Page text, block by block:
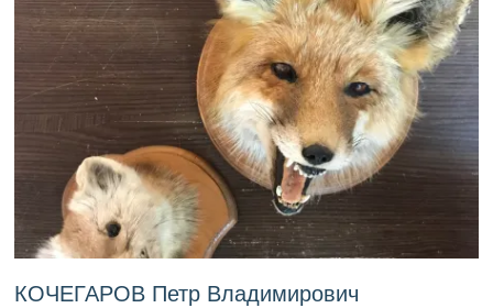
КОЧЕГАРОВ Петр Владимирович